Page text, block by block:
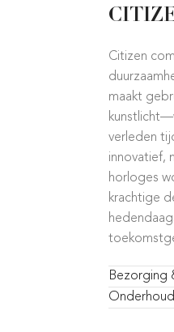
Citizen
maakt
verleden
innovatief,
horloges
krachtige
Bezorging